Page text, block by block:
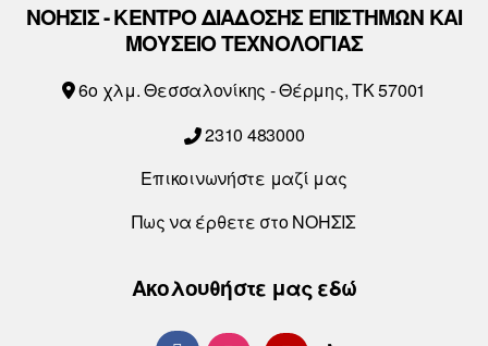
ΝΟΗΣΙΣ - ΚΕΝΤΡΟ ΔΙΑΔΟΣΗΣ ΕΠΙΣΤΗΜΩΝ ΚΑΙ
ΜΟΥΣΕΙΟ ΤΕΧΝΟΛΟΓΙΑΣ
6o χλμ. Θεσσαλονίκης - Θέρμης, ΤΚ 57001
2310 483000
Επικοινωνήστε μαζί μας
Πως να έρθετε στο ΝΟΗΣΙΣ
Ακολουθήστε μας εδώ